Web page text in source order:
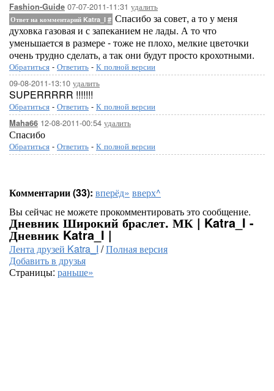
Fashion-Guide 07-07-2011-11:31 удалить
Ответ на комментарий Katra_I # Спасибо за совет, а то у меня
духовка газовая и с запеканием не лады. А то что
уменьшается в размере - тоже не плохо, мелкие цветочки
очень трудно сделать, а так они будут просто крохотными.
Обратиться - Ответить - К полной версии
09-08-2011-13:10 удалить
SUPERRRRR !!!!!!!
Обратиться - Ответить - К полной версии
Maha66 12-08-2011-00:54 удалить
Спасибо
Обратиться - Ответить - К полной версии
Комментарии (33): вперёд» вверх^
Вы сейчас не можете прокомментировать это сообщение.
Дневник Широкий браслет. МК | Katra_I -
Дневник Katra_I |
Лента друзей Katra_I /Полная версия
Добавить в друзья
Страницы: раньше»